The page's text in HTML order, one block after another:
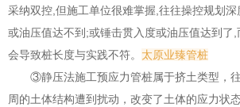
采纳双控,但施工单位很难掌握,往往操控规划
或油压值达不到;或锤击贯入度或油压值达到了
会导致桩长度与实践不符。 太原业臻管桩
③静压法施工预应力管桩属于挤土类型，
周的土体结构遭到扰动，改变了土体的应力状